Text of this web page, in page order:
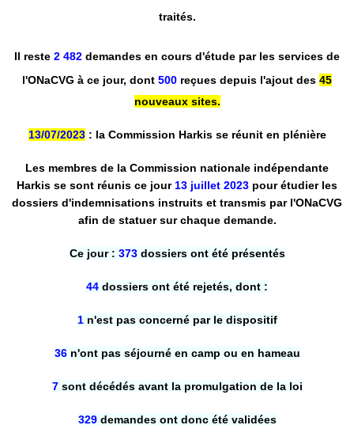
traités.
Il reste 2 482 demandes en cours d'étude par les services de
l'ONaCVG à ce jour, dont 500 reçues depuis l'ajout des 45
nouveaux sites.
13/07/2023: la Commission Harkis se réunit en plénière
Les membres de la Commission nationale indépendante
Harkis se sont réunis ce jour 13 juillet 2023 pour étudier les
dossiers d'indemnisations instruits et transmis par l'ONaCVG
afin de statuer sur chaque demande.
Ce jour : 373 dossiers ont été présentés
44 dossiers ont été rejetés, dont :
1n'est pas concerné par le dispositif
36n'ont pas séjourné en camp ou en hameau
7sont décédés avant la promulgation de la loi
329demandes ont donc été validées